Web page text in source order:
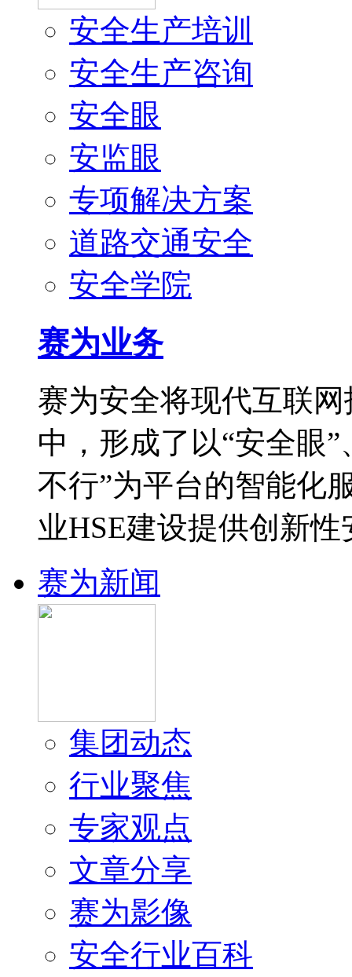
安全生产培训
安全生产咨询
安全眼
安监眼
专项解决方案
道路交通安全
安全学院
赛为业务
赛为安全将现代互联
中，形成了以“安全眼
不行”为平台的智能化
业HSE建设提供创新
赛为新闻
集团动态
行业聚焦
专家观点
文章分享
赛为影像
安全行业百科